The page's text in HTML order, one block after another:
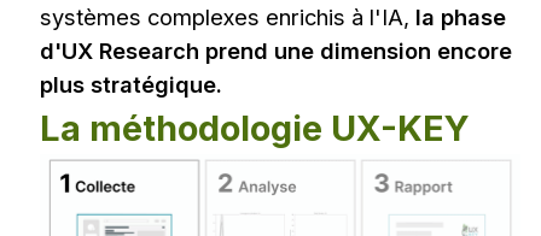
systèmes complexes enrichis à l'IA, la phase
d'UX Research prend une dimension encore
plus stratégique.
La méthodologie UX-KEY